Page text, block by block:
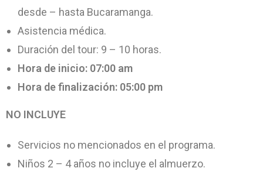
desde – hasta Bucaramanga.
Asistencia médica.
Duración del tour: 9 – 10 horas.
Hora de inicio: 07:00 am
Hora de finalización: 05:00 pm
NO INCLUYE
Servicios no mencionados en el programa.
Niños 2 – 4 años no incluye el almuerzo.